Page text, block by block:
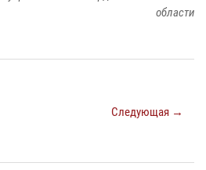
области
Следующая →